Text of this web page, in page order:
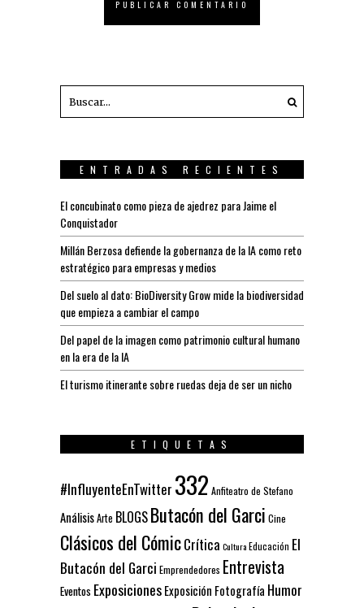
ENTRADAS RECIENTES
El concubinato como pieza de ajedrez para Jaime el
Conquistador
Millán Berzosa defiende la gobernanza de la IA como reto
estratégico para empresas y medios
Del suelo al dato: BioDiversity Grow mide la biodiversidad
que empieza a cambiar el campo
Del papel de la imagen como patrimonio cultural humano
en la era de la IA
El turismo itinerante sobre ruedas deja de ser un nicho
ETIQUETAS
#InfluyenteEnTwitter 332 Anfiteatro de Stefano
AnálisisArte BLOGSButacón del Garci Cine
Clásicos del CómicCrítica CulturaEducación El
Butacón del Garci Emprendedores Entrevista
Eventos ExposicionesExposición Fotografía Humor